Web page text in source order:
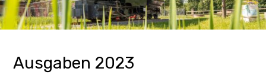
Ausgaben 2023